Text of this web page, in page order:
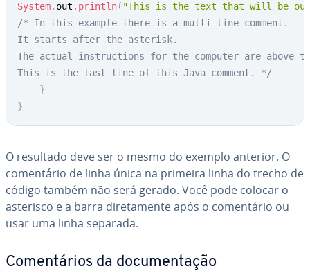
System. out . println( "This is the text that will be
/* In this example there is a multi-line comment.
It starts after the asterisk.
The actual instructions for the computer are above
This is the last line of this Java comment. */
}
}
O resultado deve ser o mesmo do exemplo anterior. O
co­men­tá­rio de linha única na primeira linha do trecho de
código também não será gerado. Você pode colocar o
asterisco e a barra di­re­ta­mente após o co­men­tá­rio ou
usar uma linha separada.
Co­men­tá­rios da do­cu­men­ta­ção